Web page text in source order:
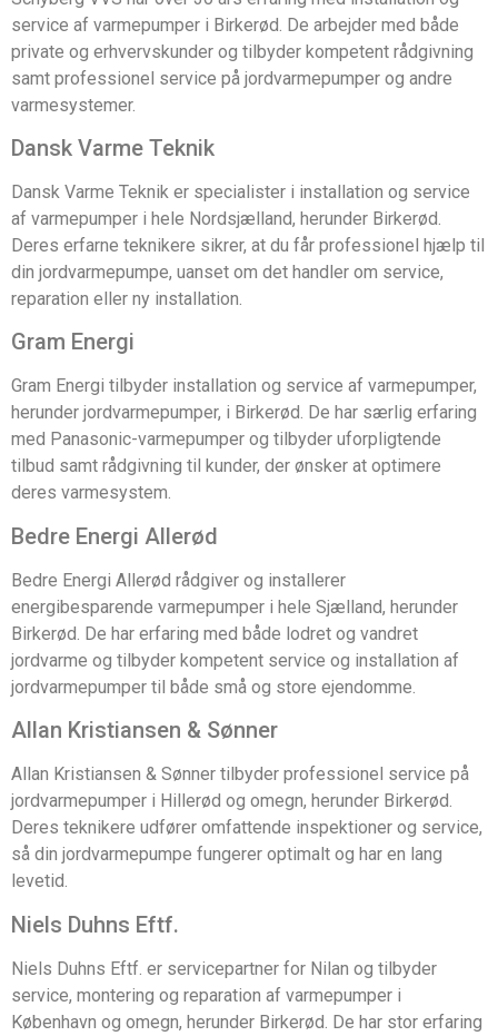
service af varmepumper i Birkerød. De arbejder med både
private og erhvervskunder og tilbyder kompetent rådgivning
samt professionel service på jordvarmepumper og andre
varmesystemer.
Dansk Varme Teknik
Dansk Varme Teknik er specialister i installation og service
af varmepumper i hele Nordsjælland, herunder Birkerød.
Deres erfarne teknikere sikrer, at du får professionel hjælp til
din jordvarmepumpe, uanset om det handler om service,
reparation eller ny installation.
Gram Energi
Gram Energi tilbyder installation og service af varmepumper,
herunder jordvarmepumper, i Birkerød. De har særlig erfaring
med Panasonic-varmepumper og tilbyder uforpligtende
tilbud samt rådgivning til kunder, der ønsker at optimere
deres varmesystem.
Bedre Energi Allerød
Bedre Energi Allerød rådgiver og installerer
energibesparende varmepumper i hele Sjælland, herunder
Birkerød. De har erfaring med både lodret og vandret
jordvarme og tilbyder kompetent service og installation af
jordvarmepumper til både små og store ejendomme.
Allan Kristiansen & Sønner
Allan Kristiansen & Sønner tilbyder professionel service på
jordvarmepumper i Hillerød og omegn, herunder Birkerød.
Deres teknikere udfører omfattende inspektioner og service,
så din jordvarmepumpe fungerer optimalt og har en lang
levetid.
Niels Duhns Eftf.
Niels Duhns Eftf. er servicepartner for Nilan og tilbyder
service, montering og reparation af varmepumper i
København og omegn, herunder Birkerød. De har stor erfaring